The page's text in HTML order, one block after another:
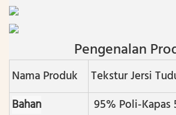
Pengenalan
Nama Produk
Tekstur Jersi
Bahan
95% Poli-Kapas